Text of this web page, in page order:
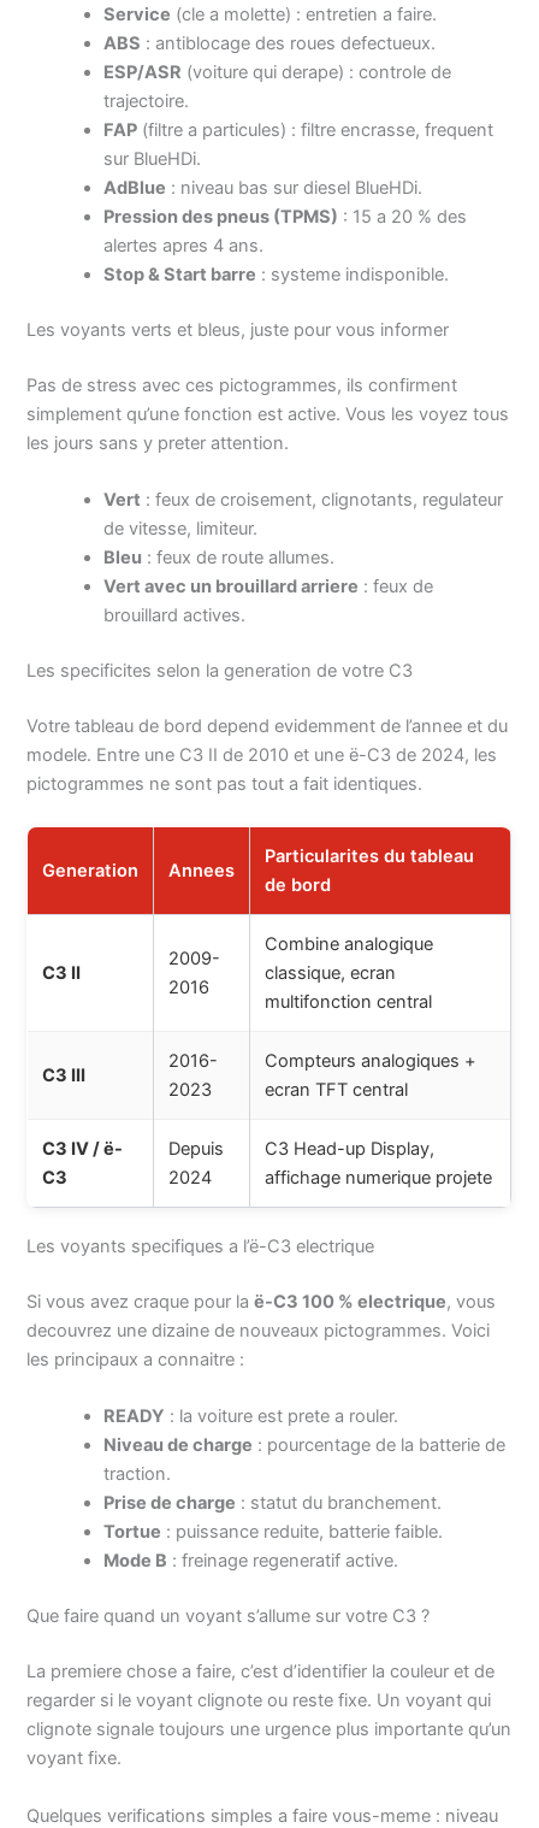
Service (cle a molette) : entretien a faire.
ABS : antiblocage des roues defectueux.
ESP/ASR (voiture qui derape) : controle de
trajectoire.
FAP (filtre a particules) : filtre encrasse, frequent
sur BlueHDi.
AdBlue : niveau bas sur diesel BlueHDi.
Pression des pneus (TPMS) : 15 a 20 % des
alertes apres 4 ans.
Stop & Start barre : systeme indisponible.
Les voyants verts et bleus, juste pour vous informer
Pas de stress avec ces pictogrammes, ils confirment
simplement qu’une fonction est active. Vous les voyez tous
les jours sans y preter attention.
Vert : feux de croisement, clignotants, regulateur
de vitesse, limiteur.
Bleu : feux de route allumes.
Vert avec un brouillard arriere : feux de
brouillard actives.
Les specificites selon la generation de votre C3
Votre tableau de bord depend evidemment de l’annee et du
modele. Entre une C3 II de 2010 et une ë-C3 de 2024, les
pictogrammes ne sont pas tout a fait identiques.
Generation Annees
Particularites du tableau
de bord
C3 II
2009-
2016
Combine analogique
classique, ecran
multifonction central
C3 III
2016-
2023
Compteurs analogiques +
ecran TFT central
C3 IV / ë-
C3
Depuis
2024
C3 Head-up Display,
affichage numerique projete
Les voyants specifiques a l’ë-C3 electrique
Si vous avez craque pour laë-C3 100 % electrique, vous
decouvrez une dizaine de nouveaux pictogrammes. Voici
les principaux a connaitre :
READY : la voiture est prete a rouler.
Niveau de charge : pourcentage de la batterie de
traction.
Prise de charge : statut du branchement.
Tortue : puissance reduite, batterie faible.
Mode B : freinage regeneratif active.
Que faire quand un voyant s’allume sur votre C3 ?
La premiere chose a faire, c’est d’identifier la couleur et de
regarder si le voyant clignote ou reste fixe. Un voyant qui
clignote signale toujours une urgence plus importante qu’un
voyant fixe.
Quelques verifications simples a faire vous-meme : niveau